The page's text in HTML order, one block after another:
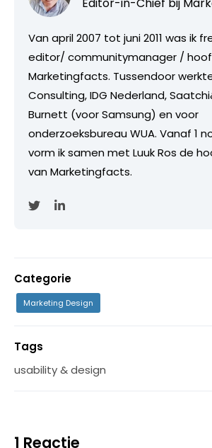
Van april 2007 tot juni 2011 was ik
editor/ communitymanager /
Marketingfacts. Tussendoor
Consulting, IDG Nederland,
Burnett (voor Samsung) en voor
onderzoeksbureau WUA. Vanaf 1
vorm ik samen met Luuk Ros de
van Marketingfacts.
Categorie
Marketing Design
Tags
usability & design
1 Reactie